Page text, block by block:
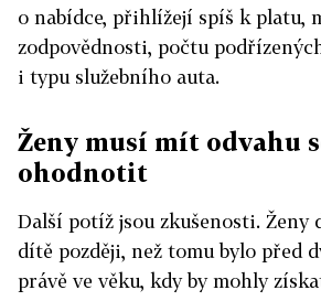
o nabídce, přihlížejí spíš k platu,
zodpovědnosti, počtu
i typu služebního auta.
Ženy musí mít odvahu
ohodnotit
Další potíž jsou zkušenosti. Ženy
dítě později, než tomu bylo před
právě ve věku, kdy by mohly